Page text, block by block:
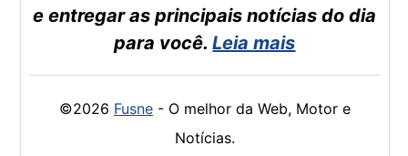
e entregar as principais notícias do dia
para você.Leia mais
©2026 Fusne- O melhor da Web, Motor e
Notícias.